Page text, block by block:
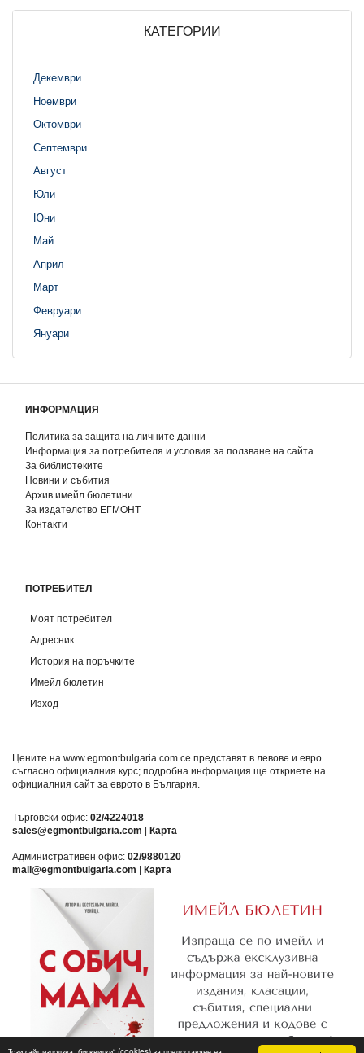
КАТЕГОРИИ
Декември
Ноември
Октомври
Септември
Август
Юли
Юни
Май
Април
Март
Февруари
Януари
ИНФОРМАЦИЯ
Политика за защита на личните данни
Информация за потребителя и условия за ползване на сайта
За библиотеките
Новини и събития
Архив имейл бюлетини
За издателство ЕГМОНТ
Контакти
ПОТРЕБИТЕЛ
Моят потребител
Адресник
История на поръчките
Имейл бюлетин
Изход
Цените на www.egmontbulgaria.com се представят в левове и евро
съгласно официалния курс; подробна информация ще откриете на
официалния сайт за еврото в България
Търговски офис: 02/4224018
sales@egmontbulgaria.com | Карта
Административен офис: 02/9880120
mail@egmontbulgaria.com | Карта